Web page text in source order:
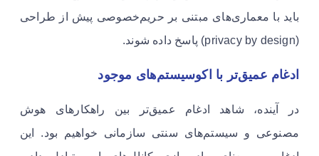
باید با معماری‌های مبتنی بر حریم‌خصوصی پیش از طراحی
(privacy by design) پاسخ داده شوند.
ادغام عمیق‌تر با اکوسیستم‌های موجود
در آینده، شاهد ادغام عمیق‌تر بین راهکارهای هوش
مصنوعی و سیستم‌های سنتی سازمانی خواهیم بود. این